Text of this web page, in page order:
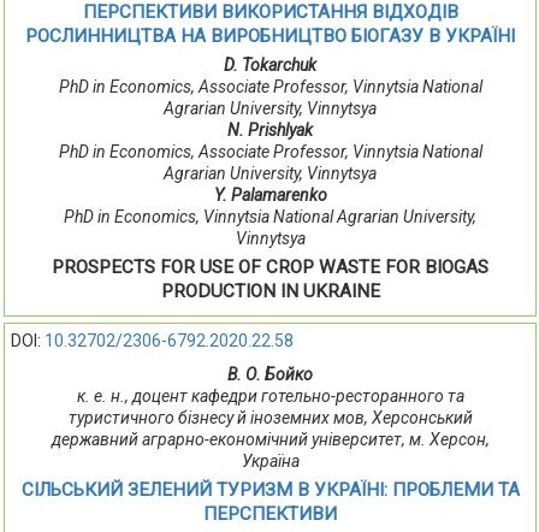
ПЕРСПЕКТИВИ ВИКОРИСТАННЯ ВІДХОДІВ
РОСЛИННИЦТВА НА ВИРОБНИЦТВО БІОГАЗУ В УКРАЇНІ
D. Tokarchuk
PhD in Economics, Associate Professor, Vinnytsia National
Agrarian University, Vinnytsya
N. Prishlyak
PhD in Economics, Associate Professor, Vinnytsia National
Agrarian University, Vinnytsya
Y. Palamarenko
PhD in Economics, Vinnytsia National Agrarian University,
Vinnytsya
PROSPECTS FOR USE OF CROP WASTE FOR BIOGAS
PRODUCTION IN UKRAINE
DOI: 10.32702/2306-6792.2020.22.58
В. О. Бойко
к. е. н., доцент кафедри готельно-ресторанного та
туристичного бізнесу й іноземних мов, Херсонський
державний аграрно-економічний університет, м. Херсон,
Україна
СІЛЬСЬКИЙ ЗЕЛЕНИЙ ТУРИЗМ В УКРАЇНІ: ПРОБЛЕМИ ТА
ПЕРСПЕКТИВИ